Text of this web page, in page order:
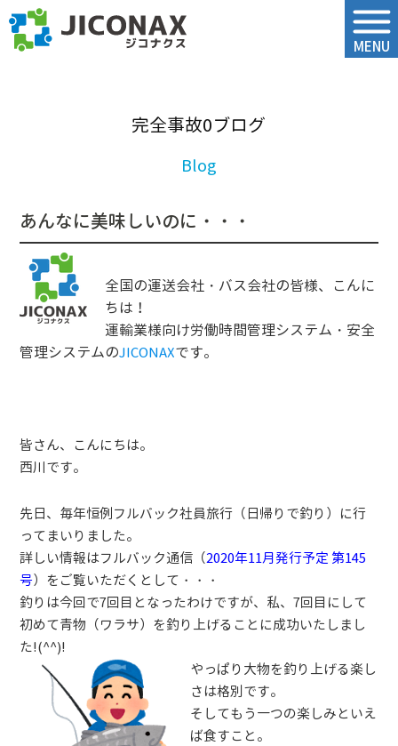
MENU
完全事故0ブログ
あんなに美味しいのに・・・
全国の運送会社・バス会社の皆様、こんに
ちは！
運輸業様向け労働時間管理システム・安全
管理システムのJICONAXです。
皆さん、こんにちは。
西川です。
​先日、毎年恒例フルバック社員旅行（日帰りで釣り）に行
ってまいりました。
詳しい情報はフルバック通信​（2020年11月発行予定 第145
号）をご覧いただくとして・・・
釣りは今回で7回目となったわけですが、私、7回目にして
初めて青物（ワラサ）を釣り上げることに成功いたしまし
た!(^^)!
やっぱり大物を釣り上げる楽し
さは格別です。
そしてもう一つの楽しみといえ
ば食すこと。